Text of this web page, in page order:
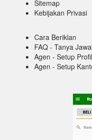
Sitemap
Kebijakan Privasi
Cara Beriklan
FAQ - Tanya
Agen - Setup
Agen - Setup